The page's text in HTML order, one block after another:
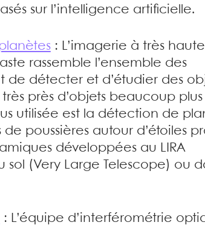
sur l’intelligence artificielle.
: L’imagerie à très haute
rassemble l’ensemble des
de détecter et d’étudier des
près d’objets beaucoup plus
utilisée est la détection de
poussières autour d’étoiles
développées au LIRA
sol (Very Large Telescope) ou
: L’équipe d’interférométrie